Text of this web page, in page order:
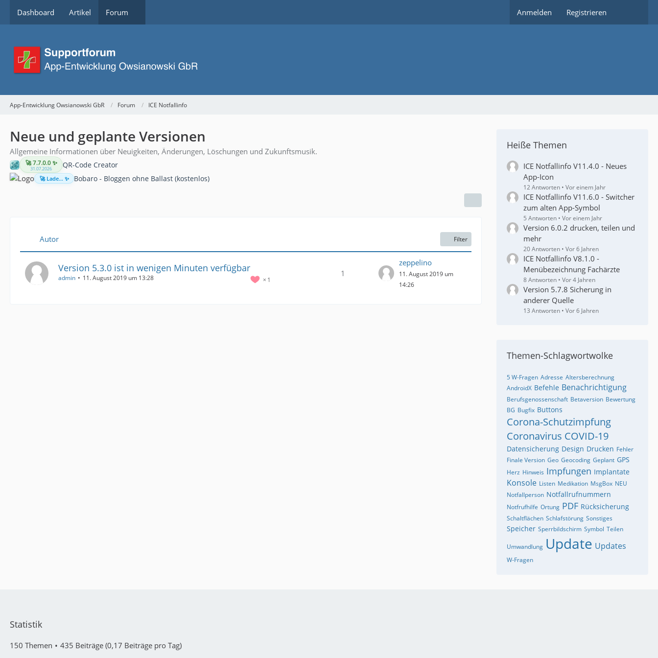
Dashboard Artikel Forum Anmelden Registrieren
App-Entwicklung Owsianowski GbR Forum ICE Notfallinfo
Neue und geplante Versionen
Allgemeine Informationen über Neuigkeiten, Änderungen, Löschungen und Zukunftsmusik.
🚀 7.7.0.0 ✨
31.07.2026 QR-Code Creator
🚀 Lade... ✨ Bobaro - Bloggen ohne Ballast (kostenlos)
Autor Filter
Version 5.3.0 ist in wenigen Minuten verfügbar
1
admin 11. August 2019 um 13:28 1
zeppelino
11. August 2019 um
14:26
Heiße Themen
ICE Notfallinfo V11.4.0 - Neues
App-Icon
12 Antworten Vor einem Jahr
ICE Notfallinfo V11.6.0 - Switcher
zum alten App-Symbol
5 Antworten Vor einem Jahr
Version 6.0.2 drucken, teilen und
mehr
20 Antworten Vor 6 Jahren
ICE Notfallinfo V8.1.0 -
Menübezeichnung Fachärzte
8 Antworten Vor 4 Jahren
Version 5.7.8 Sicherung in
anderer Quelle
13 Antworten Vor 6 Jahren
Themen-Schlagwortwolke
5 W-Fragen Adresse Altersberechnung
AndroidX Befehle Benachrichtigung
Berufsgenossenschaft Betaversion Bewertung
BG Bugfix Buttons
Corona-Schutzimpfung
Coronavirus COVID-19
Datensicherung Design Drucken Fehler
Finale Version Geo Geocoding Geplant GPS
Herz Hinweis Impfungen Implantate
Konsole Listen Medikation MsgBox NEU
Notfallperson Notfallrufnummern
Notfrufhilfe Ortung PDF Rücksicherung
Schaltflächen Schlafstörung Sonstiges
Speicher Sperrbildschirm Symbol Teilen
Umwandlung Update Updates
W-Fragen
Statistik
150 Themen 435 Beiträge (0,17 Beiträge pro Tag)